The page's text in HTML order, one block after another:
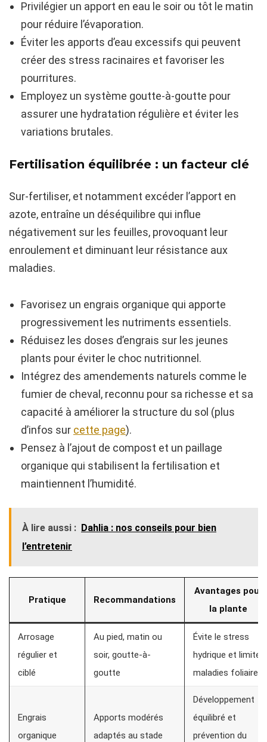
Privilégier un apport en eau le soir ou tôt le matin
pour réduire l’évaporation.
Éviter les apports d’eau excessifs qui peuvent
créer des stress racinaires et favoriser les
pourritures.
Employez un système goutte-à-goutte pour
assurer une hydratation régulière et éviter les
variations brutales.
Fertilisation équilibrée : un facteur clé
Sur-fertiliser, et notamment excéder l’apport en
azote, entraîne un déséquilibre qui influe
négativement sur les feuilles, provoquant leur
enroulement et diminuant leur résistance aux
maladies.
Favorisez un engrais organique qui apporte
progressivement les nutriments essentiels.
Réduisez les doses d’engrais sur les jeunes
plants pour éviter le choc nutritionnel.
Intégrez des amendements naturels comme le
fumier de cheval, reconnu pour sa richesse et sa
capacité à améliorer la structure du sol (plus
d’infos sur cette page).
Pensez à l’ajout de compost et un paillage
organique qui stabilisent la fertilisation et
maintiennent l’humidité.
À lire aussi : Dahlia : nos conseils pour bien
l’entretenir
Pratique Recommandations
Avantages pour
la plante
Arrosage
régulier et
ciblé
Au pied, matin ou
soir, goutte-à-
goutte
Évite le stress
hydrique et limite
maladies foliaires
Engrais
organique
Apports modérés
adaptés au stade
Développement
équilibré et
prévention du